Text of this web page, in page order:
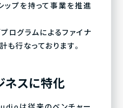
ップを持って事業を推進
ログラムによるファイナ
も行なっております。
ネスに特化